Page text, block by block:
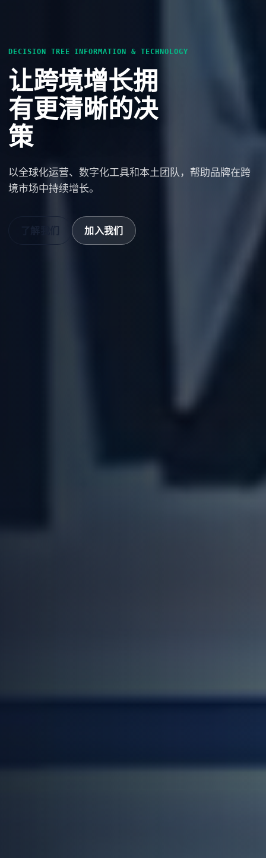
DECISION TREE INFORMATION & TECHNOLOGY
让跨境增长拥
有更清晰的决
策
以全球化运营、数字化工具和本土团队，帮助品牌在跨
境市场中持续增长。
加入我们